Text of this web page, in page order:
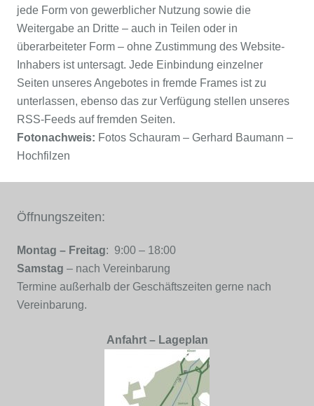
jede Form von gewerblicher Nutzung sowie die
Weitergabe an Dritte – auch in Teilen oder in
überarbeiteter Form – ohne Zustimmung des Website-
Inhabers ist untersagt. Jede Einbindung einzelner
Seiten unseres Angebotes in fremde Frames ist zu
unterlassen, ebenso das zur Verfügung stellen unseres
RSS-Feeds auf fremden Seiten.
Fotonachweis: Fotos Schauram – Gerhard Baumann –
Hochfilzen
Öffnungszeiten:
Montag – Freitag: 9:00 – 18:00
Samstag – nach Vereinbarung
Termine außerhalb der Geschäftszeiten gerne nach
Vereinbarung.
Anfahrt – Lageplan